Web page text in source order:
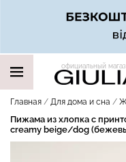
официальный
Главная Для дома и сна
Пижама из хлопка с
creamy beige/dog
НАШИ ТРЕНДОВЫЕ